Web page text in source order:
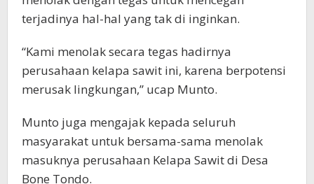
terjadinya hal-hal yang tak di inginkan.
“Kami menolak secara tegas hadirnya
perusahaan kelapa sawit ini, karena berpotensi
merusak lingkungan,” ucap Munto.
Munto juga mengajak kepada seluruh
masyarakat untuk bersama-sama menolak
masuknya perusahaan Kelapa Sawit di Desa
Bone Tondo.